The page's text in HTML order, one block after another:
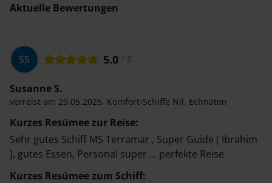
Aktuelle Bewertungen
SS 5.0 / 5
Susanne S.
verreist am 29.05.2025, Komfort-Schiffe Nil, Echnaton
Kurzes Resümee zur Reise:
Sehr gutes Schiff MS Terramar , Super Guide ( Ibrahim
), gutes Essen, Personal super ... perfekte Reise
Kurzes Resümee zum Schiff: